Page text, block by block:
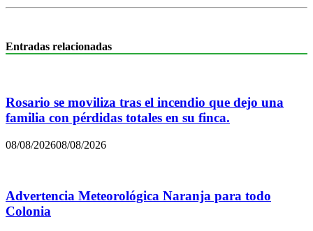
Entradas relacionadas
Rosario se moviliza tras el incendio que dejo una
familia con pérdidas totales en su finca.
08/08/202608/08/2026
Advertencia Meteorológica Naranja para todo
Colonia